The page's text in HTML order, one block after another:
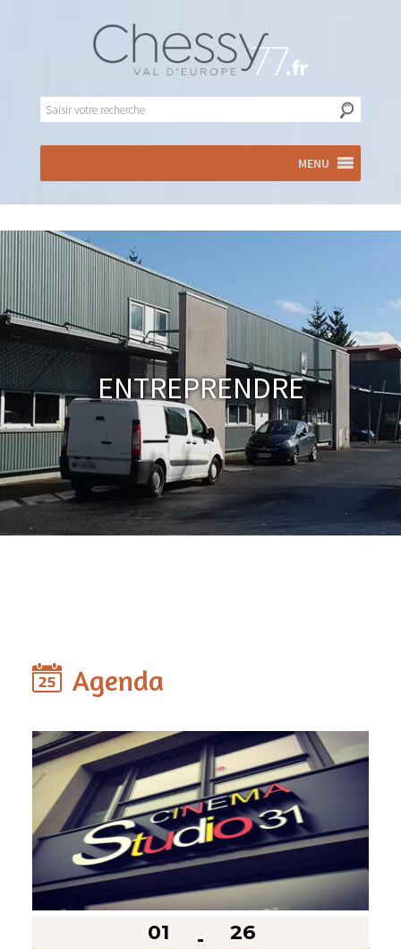
MENU
Entreprendre
Agenda
01 26